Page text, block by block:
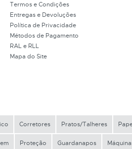
Termos e Condições
Entregas e Devoluções
Política de Privacidade
Métodos de Pagamento
RAL e RLL
Mapa do Site
Corretores Pratos/Talheres
Proteção Guardanapos
EAN
NOME
MARCA